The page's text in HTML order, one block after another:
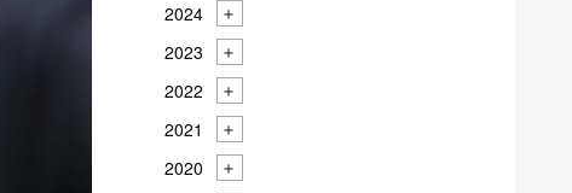
2024
2023
2022
2021
2020